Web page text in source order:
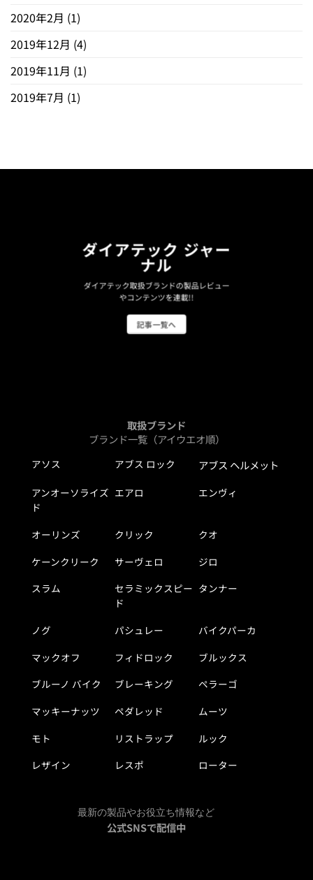
2020年2月 (1)
2019年12月 (4)
2019年11月 (1)
2019年7月 (1)
ダイアテック ジャー
ナル
ダイアテック取扱ブランドの製品レビュー
やコンテンツを連載!!
記事一覧へ
取扱ブランド
ブランド一覧（アイウエオ順）
アソス アブス ロック アブス ヘルメット
アンオーソライズ
ド
エアロ エンヴィ
オーリンズ クリック
クオ
ケーンクリーク
サーヴェロ
ジロ
スラム
セラミックスピー
ド
タンナー
ノグ パシュレー
バイクパーカ
マックオフ
フィドロック
ブルックス
ブルーノ バイク
ブレーキング
ペラーゴ
マッキーナッツ
ペダレッド
ムーツ
モト
リストラップ
ルック
レザイン
レスポ ローター
最新の製品やお役立ち情報など
公式SNSで配信中